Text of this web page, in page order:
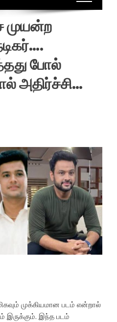
முயன்ற
போல்
அதிர்ச்சி…
முக்கியமான படம் என்றால்
இருக்கும். இந்த படம்